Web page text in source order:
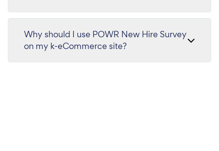
Why should I use POWR New Hire Survey
on my k-eCommerce site?